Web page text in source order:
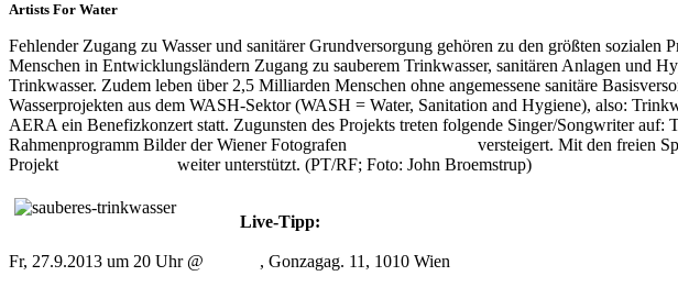
Artists For Water
Fehlender Zugang zu Wasser und sanitärer Grundversorgung gehören zu den größten
Menschen in Entwicklungsländern Zugang zu sauberem Trinkwasser, sanitären Anlagen und
Trinkwasser. Zudem leben über 2,5 Milliarden Menschen ohne angemessene sanitäre
Wasserprojekten aus dem WASH-Sektor (WASH = Water, Sanitation and Hygiene), also:
AERA ein Benefizkonzert statt. Zugunsten des Projekts treten folgende Singer/Songwriter
Rahmenprogramm Bilder der Wiener Fotografen
versteigert. Mit den freien
Projekt
weiter unterstützt. (PT/RF; Foto: John Broemstrup)
Live-Tipp:
Fr, 27.9.2013 um 20 Uhr @
, Gonzagag. 11, 1010 Wien